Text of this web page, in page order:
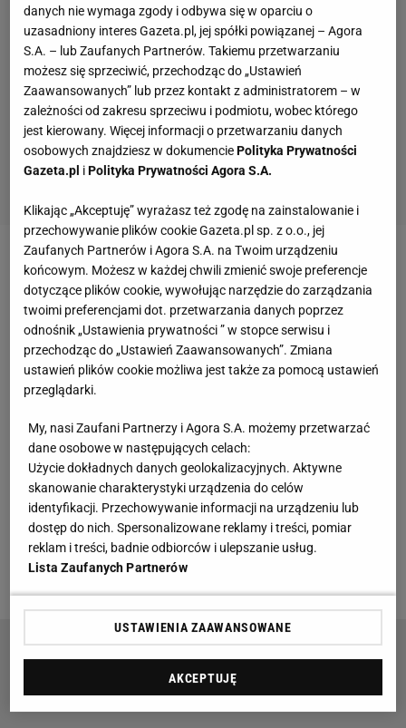
Zobacz wideoRobert Lewandowski i Sebastian Mila
znów razem w akcji! Ależ sceneria
Bramkarz Unionu Berlin poważnie chory. Klub prosi
o pomoc
Union Berlin nie miał dobrych informacji dla fanów.
W poniedziałek poinformował, że z poważnymi
problemami zdrowotnymi zmaga się Berkin
Arslanogullari. To wychowanek klubu, który do tej
pory występował w barwach drużyny do lat 19. Kilka
miesięcy temu zawiesił jednak karierę i już wiemy,
że ta dobiegła końca.
"Najpiękniejsza piłkarka świata" żali się całemu
światu. "On zarabia sto razy więcej"
danych nie wymaga zgody i odbywa się w oparciu o
uzasadniony interes Gazeta.pl, jej spółki powiązanej – Agora
S.A. – lub Zaufanych Partnerów. Takiemu przetwarzaniu
możesz się sprzeciwić, przechodząc do „Ustawień
Zaawansowanych” lub przez kontakt z administratorem – w
zależności od zakresu sprzeciwu i podmiotu, wobec którego
jest kierowany. Więcej informacji o przetwarzaniu danych
osobowych znajdziesz w dokumenciePolityka Prywatności
Gazeta.pl iPolityka Prywatności Agora S.A.
Klikając „Akceptuję” wyrażasz też zgodę na zainstalowanie i
przechowywanie plików cookie Gazeta.pl sp. z o.o., jej
Zaufanych Partnerów i Agora S.A. na Twoim urządzeniu
końcowym. Możesz w każdej chwili zmienić swoje preferencje
dotyczące plików cookie, wywołując narzędzie do zarządzania
twoimi preferencjami dot. przetwarzania danych poprzez
odnośnik „Ustawienia prywatności ” w stopce serwisu i
przechodząc do „Ustawień Zaawansowanych”. Zmiana
ustawień plików cookie możliwa jest także za pomocą ustawień
przeglądarki.
My, nasi Zaufani Partnerzy i Agora S.A. możemy przetwarzać
dane osobowe w następujących celach:
Użycie dokładnych danych geolokalizacyjnych. Aktywne
skanowanie charakterystyki urządzenia do celów
identyfikacji. Przechowywanie informacji na urządzeniu lub
dostęp do nich. Spersonalizowane reklamy i treści, pomiar
reklam i treści, badnie odbiorców i ulepszanie usług.
Lista Zaufanych Partnerów
USTAWIENIA ZAAWANSOWANE
AKCEPTUJĘ